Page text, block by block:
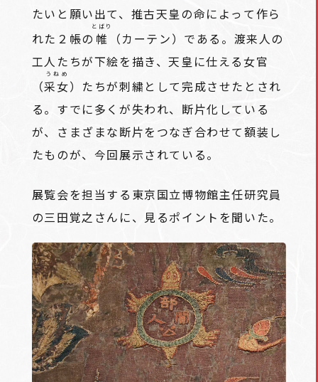
たいと願い出て、推古天皇の命によって作ら
れた２帳の 帷
とばり
（カーテン）である。渡来人の
工人たちが下絵を描き、天皇に仕える女官
（采女
うねめ
）たちが刺繍として完成させたとされ
る。すでに多くが失われ、断片化している
が、さまざまな断片をつなぎ合わせて額装し
たものが、今回展示されている。
展覧会を担当する東京国立博物館主任研究員
の三田覚之さんに、見るポイントを聞いた。